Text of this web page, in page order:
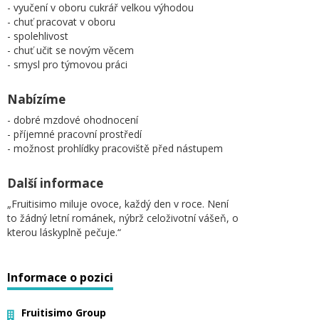
- vyučení v oboru cukrář velkou výhodou
- chuť pracovat v oboru
- spolehlivost
- chuť učit se novým věcem
- smysl pro týmovou práci
Nabízíme
- dobré mzdové ohodnocení
- příjemné pracovní prostředí
- možnost prohlídky pracoviště před nástupem
Další informace
„Fruitisimo miluje ovoce, každý den v roce. Není
to žádný letní románek, nýbrž celoživotní vášeň, o
kterou láskyplně pečuje.“
Informace o pozici
Fruitisimo Group